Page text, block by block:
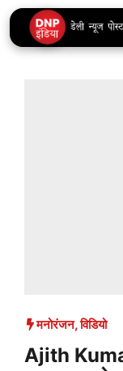
Skip
to
content
मनोरंजन,विडियो
Ajith